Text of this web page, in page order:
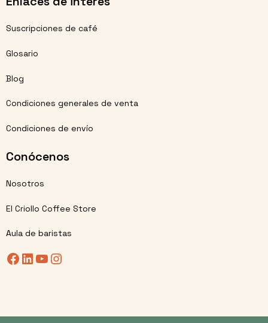
Suscripciones de café
Glosario
Blog
Condiciones generales de venta
Condiciones de envío
Conócenos
Nosotros
El Criollo Coffee Store
Aula de baristas
Facebook LinkedIn YouTube Instagram